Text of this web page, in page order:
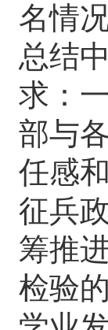
名情
总结
求：
部与
任感
征兵
筹推
检验